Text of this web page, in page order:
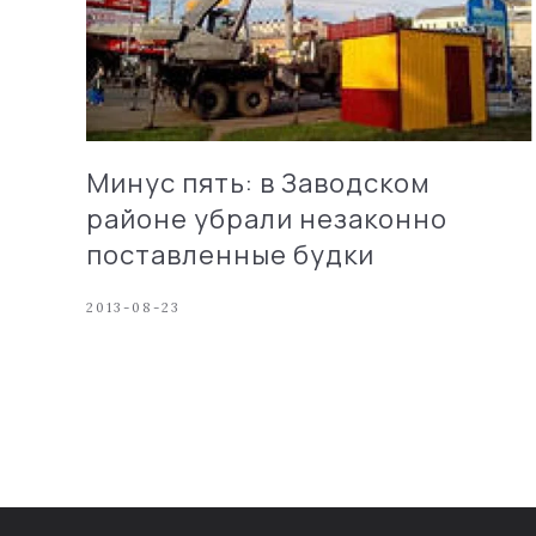
Минус пять: в Заводском
районе убрали незаконно
поставленные будки
2013-08-23